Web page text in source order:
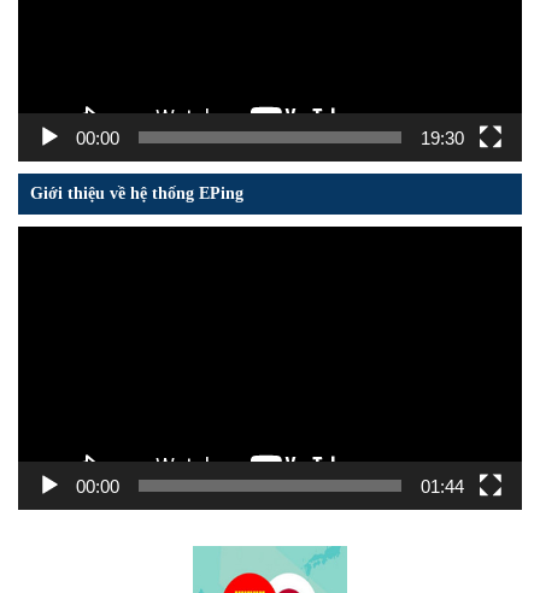
00:00 19:30
Giới thiệu về hệ thống EPing
00:00 01:44